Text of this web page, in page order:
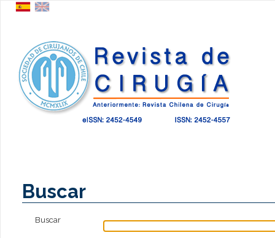
Buscar
Buscar